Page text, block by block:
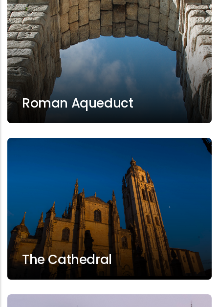
Roman Aqueduct
The Cathedral